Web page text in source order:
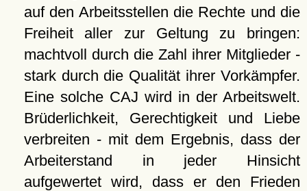
auf den Arbeitsstellen die Rechte und die
Freiheit aller zur Geltung zu bringen:
machtvoll durch die Zahl ihrer Mitglieder -
stark durch die Qualität ihrer Vorkämpfer.
Eine solche CAJ wird in der Arbeitswelt.
Brüderlichkeit, Gerechtigkeit und Liebe
verbreiten - mit dem Ergebnis, dass der
Arbeiterstand in jeder Hinsicht
aufgewertet wird, dass er den Frieden